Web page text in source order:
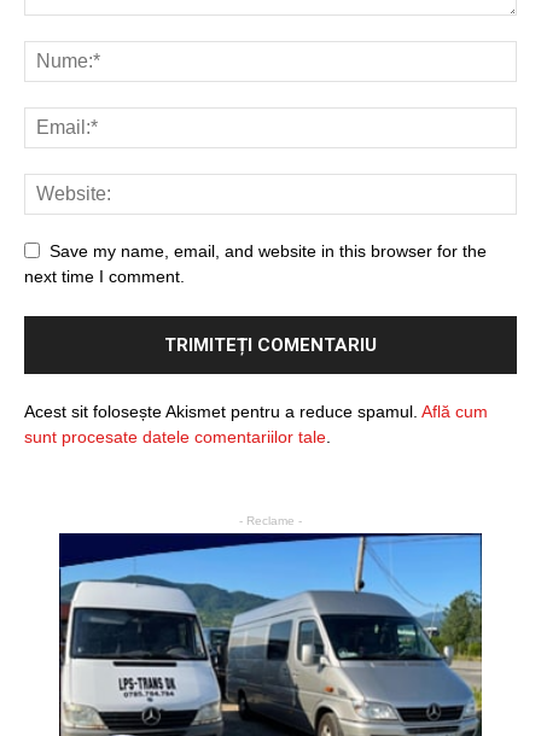
Save my name, email, and website in this browser for the
next time I comment.
Acest sit folosește Akismet pentru a reduce spamul. Află cum
sunt procesate datele comentariilor tale.
- Reclame -